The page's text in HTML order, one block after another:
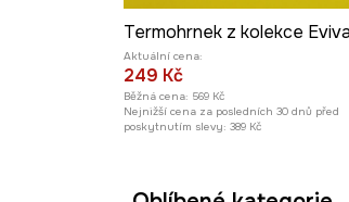
Aktuální cena:
249 Kč
Běžná cena: 569 Kč
Nejnižší cena za posledních 30 dnů před
poskytnutím slevy: 389 Kč